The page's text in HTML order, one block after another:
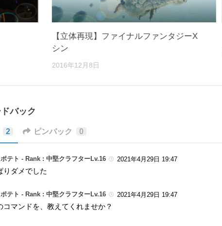
【立体再現】ファイナルファンタジーX
シン
2016年12月8日
バック
2 ピンバック 0
テト - Rank : 中堅クラフターLv.16 2021年4月29日 19:47
りダメでした
テト - Rank : 中堅クラフターLv.16 2021年4月29日 19:47
コマンドを、教えてくれませか？